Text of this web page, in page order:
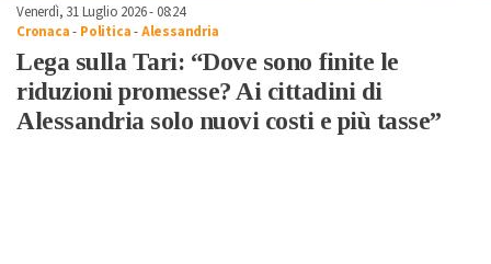
Venerdì, 31 Luglio 2026 - 08:24
Cronaca- Politica-Alessandria
Lega sulla Tari: “Dove sono finite le
riduzioni promesse? Ai cittadini di
Alessandria solo nuovi costi e più tasse”